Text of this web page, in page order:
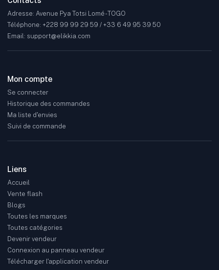
Adresse: Avenue Pya Totsi Lomé - TOGO
Téléphone: +228 99 99 29 59 / +33 6 49 95 39 50
Email: support@elikkia.com
Mon compte
Se connecter
Historique des commandes
Ma liste d'envies
Suivi de commande
Liens
Accueil
Vente flash
Blogs
Toutes les marques
Toutes catégories
Devenir vendeur
Connexion au panneau vendeur
Télécharger l'application vendeur